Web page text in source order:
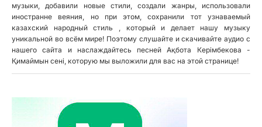
музыки, добавили новые стили, создали жанры, использовали
иностранне веяния, но при этом, сохранили тот узнаваемый
казахский народный стиль , который и делает нашу музыку
уникальной во всём мире! Поэтому слушайте и скачивайте аудио с
нашего сайта и наслаждайтесь песней Ақбота Керімбекова -
Қимаймын сені, которую мы выложили для вас на этой странице!